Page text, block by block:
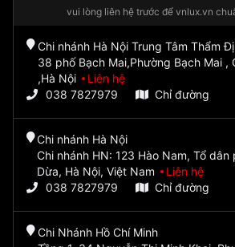
vui lòng liên hệ trước để vnlux.vn
Chi nhánh Hà Nội Trung Tâm Thẩm
38 phố Bạch Mai,Phường Bạch Mai ,
,Hà Nội
Liên hệ
038 7827979
Chỉ đường
Chi nhánh Hà Nội
Chi nhánh HN: 123 Hào Nam, Tổ dân
Dừa, Hà Nội, Việt Nam
Liên hệ
038 7827979
Chỉ đường
Chi Nhánh Hồ Chí Minh